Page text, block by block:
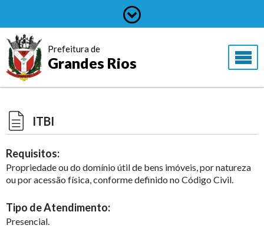
Prefeitura de
Grandes Rios
ITBI
Requisitos:
Propriedade ou do domínio útil de bens imóveis, por natureza
ou por acessão física, conforme definido no Código Civil.
Tipo de Atendimento:
Presencial.